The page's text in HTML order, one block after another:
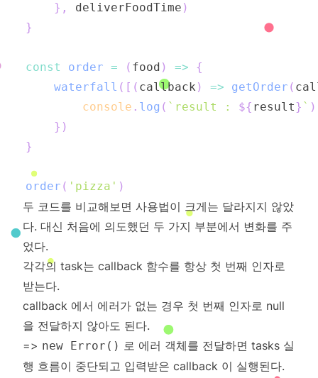
} , deliverFoodTime )
}
const order = ( food ) =>
{
waterfall ( [ ( callback ) => getOrder (
console . log ( ` result : ${ result} ` )
} )
}
order ( 'pizza' )
두 코드를 비교해보면 사용법이 크게는 달라지지 않았
다. 대신 처음에 의도했던 두 가지 부분에서 변화를 주
었다.
각각의 task는 callback 함수를 항상 첫 번째 인자로
받는다.
callback 에서 에러가 없는 경우 첫 번째 인자로 null
을 전달하지 않아도 된다.
=> new Error() 로 에러 객체를 전달하면 tasks 실
행 흐름이 중단되고 입력받은 callback 이 실행된다.